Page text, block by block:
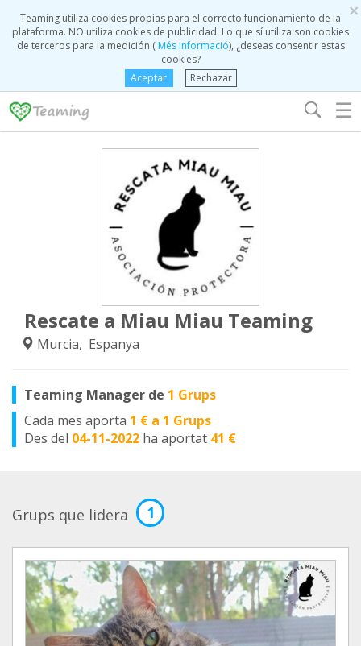
×
Teaming utiliza cookies propias para el correcto funcionamiento de la
plataforma. NO utiliza cookies de publicidad. Lo que sí utiliza son cookies
de terceros para la medición (Més informació), ¿deseas consentir estas
cookies?
Aceptar
Rechazar
☰
Rescate a Miau Miau Teaming
Murcia, Espanya
Teaming Manager de 1 Grups
Cada mes aporta 1 € a 1 Grups
Des del 04-11-2022 ha aportat 41 €
Grups que lidera 1